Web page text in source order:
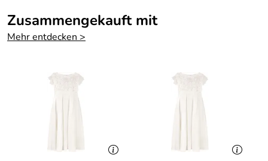
Zusammengekauft mit
Mehr entdecken >